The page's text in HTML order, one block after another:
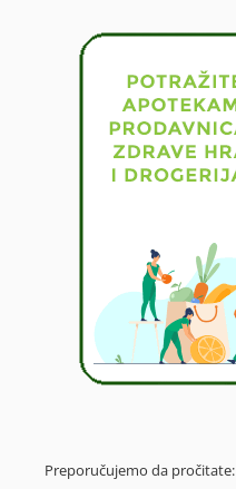
Preporučujemo da pročitate: